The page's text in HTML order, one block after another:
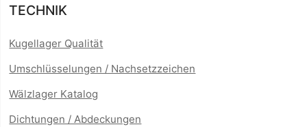
TECHNIK
Kugellager Qualität
Umschlüsselungen / Nachsetzzeichen
Wälzlager Katalog
Dichtungen / Abdeckungen